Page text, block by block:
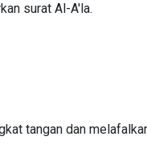
surat Al-A'la.
tangan dan